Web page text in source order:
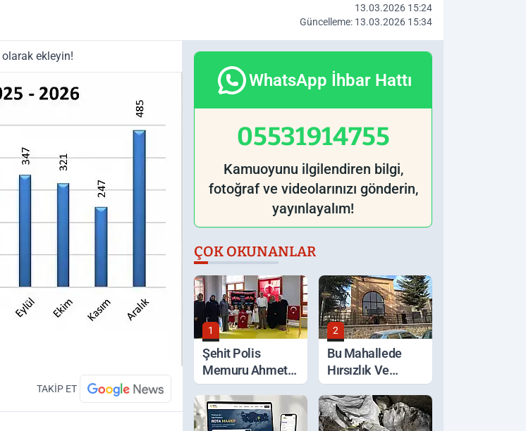
13.03.2026 15:24
Güncelleme: 13.03.2026 15:34
ekleyin!
TAKİP ET
WhatsApp İhbar Hattı
05531914755
Kamuoyunu ilgilendiren bilgi,
fotoğraf ve videolarınızı gönderin,
yayınlayalım!
ÇOK OKUNANLAR
1
Şehit Polis
Memuru Ahmet
Şahan'a Vefa
2
Bu Mahallede
Hırsızlık Ve
Kötülüğe Geçit
Verilmiyor